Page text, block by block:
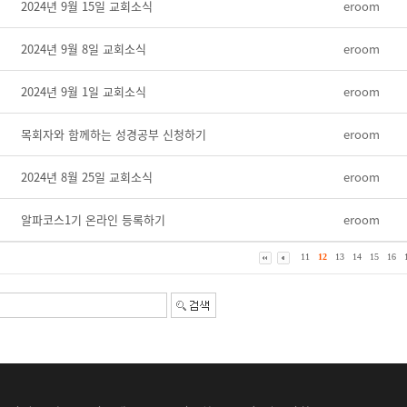
2024년 9월 15일 교회소식 eroom
2024년 9월 8일 교회소식 eroom
2024년 9월 1일 교회소식 eroom
목회자와 함께하는 성경공부 신청하기 eroom
2024년 8월 25일 교회소식 eroom
알파코스1기 온라인 등록하기 eroom
11 12 13 14 15 16